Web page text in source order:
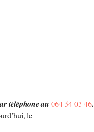
téléphone au 064 54 03 46.
le